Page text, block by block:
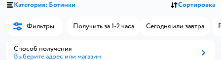
Категория: Ботинки Сортировка
Фильтры Получить за 1-2 часа Сегодня или завтра
Способ получения
Выберите адрес или магазин